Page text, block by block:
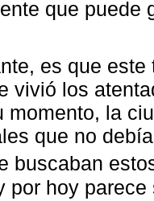
que puede
es que
vivió los
momento, la
que no
buscaban
por hoy